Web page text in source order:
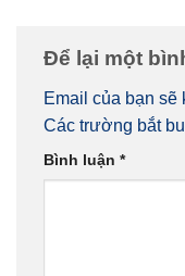
Để lại một
Email của bạn
Các trường bắt
Bình luận *